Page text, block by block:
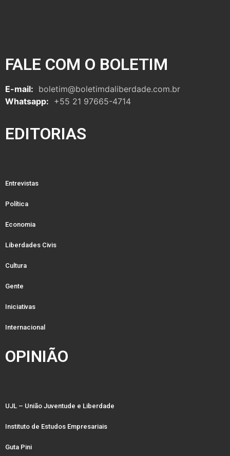
FALE COM O BOLETIM
E-mail: boletim@boletimdaliberdade.com.br
Whatsapp: +55 21 97665-4714
EDITORIAS
Entrevistas
Política
Economia
Liberdades Civis
Cultura
Gente
Iniciativas
Internacional
OPINIÃO
UJL – União Juventude e Liberdade
Instituto de Estudos Empresariais
Guta Pini